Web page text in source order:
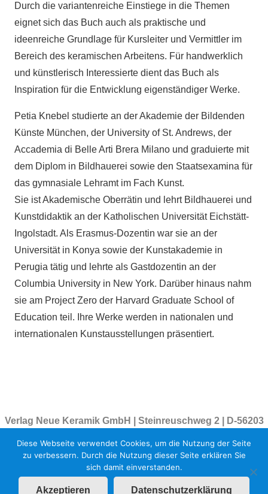
Durch die variantenreiche Einstiege in die Themen
eignet sich das Buch auch als praktische und
ideenreiche Grundlage für Kursleiter und Vermittler im
Bereich des keramischen Arbeitens. Für handwerklich
und künstlerisch Interessierte dient das Buch als
Inspiration für die Entwicklung eigenständiger Werke.
Petia Knebel studierte an der Akademie der Bildenden
Künste München, der University of St. Andrews, der
Accademia di Belle Arti Brera Milano und graduierte mit
dem Diplom in Bildhauerei sowie den Staatsexamina für
das gymnasiale Lehramt im Fach Kunst.
Sie ist Akademische Oberrätin und lehrt Bildhauerei und
Kunstdidaktik an der Katholischen Universität Eichstätt-
Ingolstadt. Als Erasmus-Dozentin war sie an der
Universität in Konya sowie der Kunstakademie in
Perugia tätig und lehrte als Gastdozentin an der
Columbia University in New York. Darüber hinaus nahm
sie am Project Zero der Harvard Graduate School of
Education teil. Ihre Werke werden in nationalen und
internationalen Kunstausstellungen präsentiert.
Verlag Neue Keramik GmbH | Steinreuschweg 2 | D-56203
Geschäftsleitung Bernd Pfannkuche | Am Leiersberg 5 |
69239 Neckarsteinach | Tel. +49 6229-7079945
Diese Webseite verwendet Cookies, um die Nutzung der Seite
zu verbessern. Durch die Nutzung dieser Seite erklären Sie
sich damit einverstanden.
Akzeptieren Datenschutzerklärung